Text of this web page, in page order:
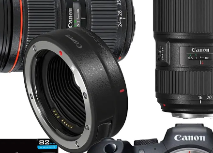
屋外での撮影中でも視認性が高
音楽制作やミキシングのプロセ